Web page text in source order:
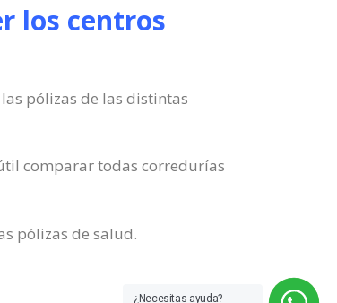
¿Necesitas ayuda?
los centros
pólizas de las distintas
comparar todas corredurías
pólizas de salud.